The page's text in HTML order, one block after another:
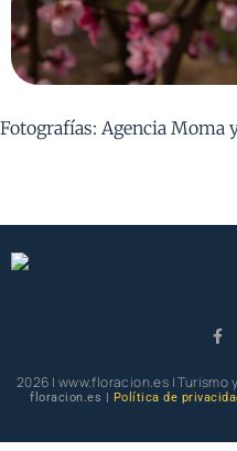
Fotografías: Agencia Moma
2026 | www.floracion.es |
floracion.es | Política de